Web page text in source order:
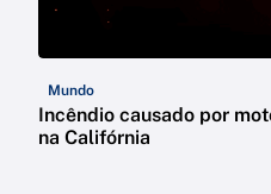
Mundo
Incêndio causado por
na Califórnia